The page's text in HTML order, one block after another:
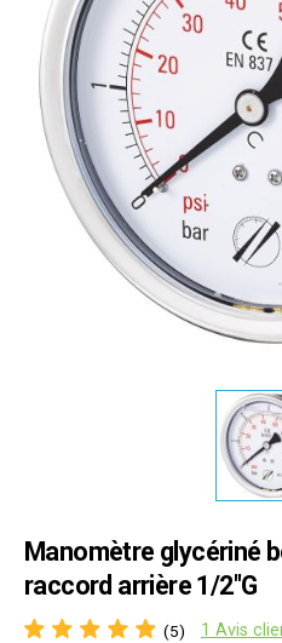
Manomètre glycériné
raccord arrière 1/2"G
(5) 1 Avis